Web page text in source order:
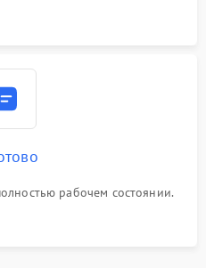
рабочем состоянии.